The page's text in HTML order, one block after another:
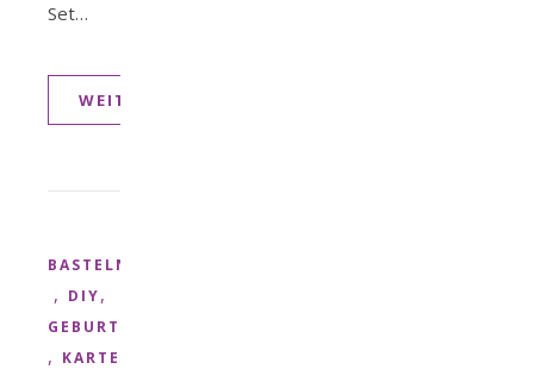
Set…
WEITERLESEN
BASTELN
, DIY,
GEBURTSTAG
, KARTE